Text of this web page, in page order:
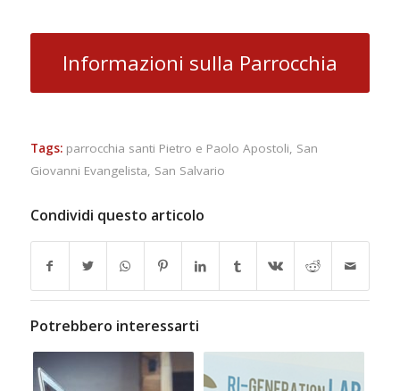
Informazioni sulla Parrocchia
Tags: parrocchia santi Pietro e Paolo Apostoli, San
Giovanni Evangelista, San Salvario
Condividi questo articolo
Potrebbero interessarti